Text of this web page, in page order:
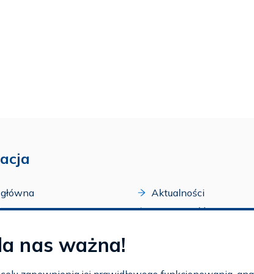
programy
Aktualności
Dostępność
nas ważna!